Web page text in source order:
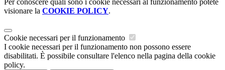
Per conoscere quali sono i cookie necessari al funzionamento potete
visionare la COOKIE POLICY.
Cookie necessari per il funzionamento
I cookie necessari per il funzionamento non possono essere
disabilitati. È possibile consultare l'elenco nella pagina della cookie
policy.